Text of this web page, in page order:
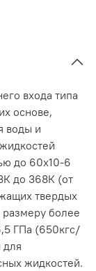
входа типа
основе,
воды и
до 60x10-6
до 368К (от
твердых
более
ГПа (650кгс/
жидкостей.